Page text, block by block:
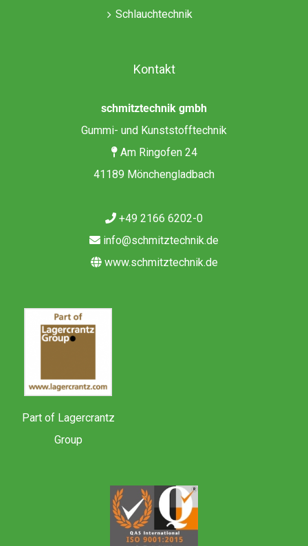
Schlauchtechnik
Kontakt
schmitztechnik gmbh
Gummi- und Kunststofftechnik
Am Ringofen 24
41189 Mönchengladbach
+49 2166 6202-0
info@schmitztechnik.de
www.schmitztechnik.de
Part of Lagercrantz
Group